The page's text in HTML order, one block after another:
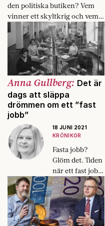
den politiska butiken? Vem
vinner ett skyltkrig och vem
tar över som Nato-boss?
Anna Gullberg: Det är
dags att släppa
drömmen om ett ”fast
jobb”
18 JUNI 2021
KRÖNIKOR
Fasta jobb?
Glöm det. Tiden
när ett fast jobb
innebar
anställning
ändå fram till
pension är
förbi.